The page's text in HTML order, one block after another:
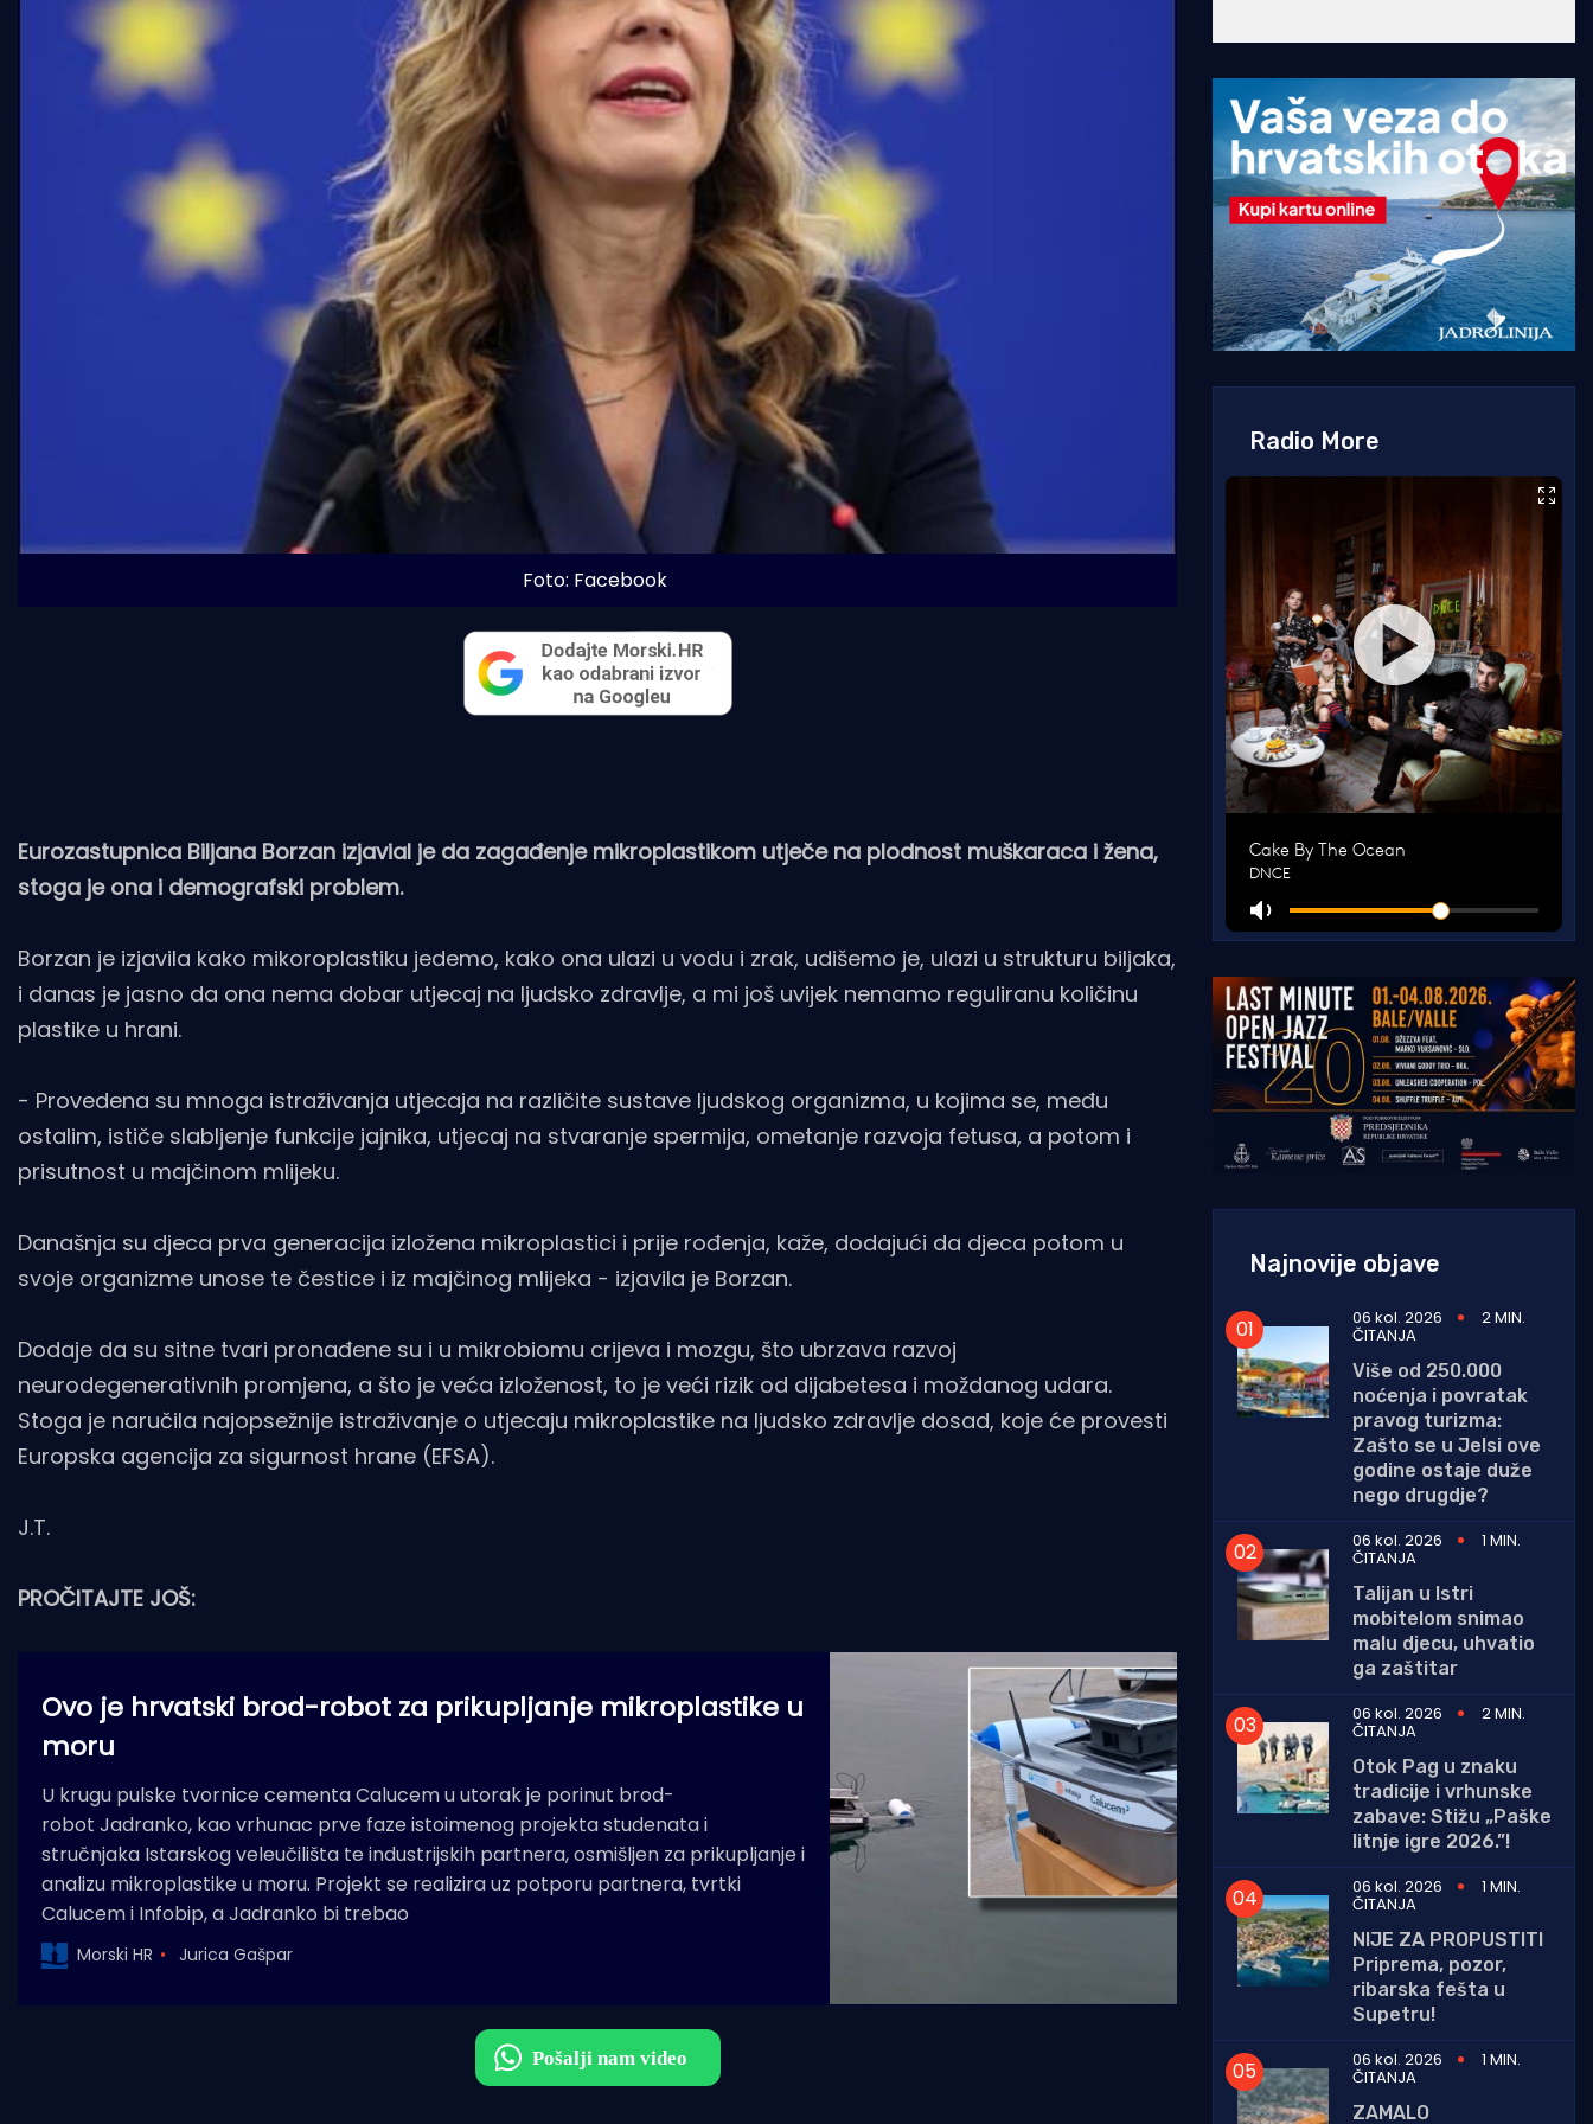
Foto: Facebook
Eurozastupnica Biljana Borzan izjavial je da zagađenje mikroplastikom utječe na plodnost muškaraca i žena,
stoga je ona i demografski problem.
Borzan je izjavila kako mikoroplastiku jedemo, kako ona ulazi u vodu i zrak, udišemo je, ulazi u strukturu biljaka,
i danas je jasno da ona nema dobar utjecaj na ljudsko zdravlje, a mi još uvijek nemamo reguliranu količinu
plastike u hrani.
- Provedena su mnoga istraživanja utjecaja na različite sustave ljudskog organizma, u kojima se, među
ostalim, ističe slabljenje funkcije jajnika, utjecaj na stvaranje spermija, ometanje razvoja fetusa, a potom i
prisutnost u majčinom mlijeku.
Današnja su djeca prva generacija izložena mikroplastici i prije rođenja, kaže, dodajući da djeca potom u
svoje organizme unose te čestice i iz majčinog mlijeka - izjavila je Borzan.
Dodaje da su sitne tvari pronađene su i u mikrobiomu crijeva i mozgu, što ubrzava razvoj
neurodegenerativnih promjena, a što je veća izloženost, to je veći rizik od dijabetesa i moždanog udara.
Stoga je naručila najopsežnije istraživanje o utjecaju mikroplastike na ljudsko zdravlje dosad, koje će provesti
Europska agencija za sigurnost hrane (EFSA).
J.T.
PROČITAJTE JOŠ:
Ovo je hrvatski brod-robot za prikupljanje mikroplastike u
moru
U krugu pulske tvornice cementa Calucem u utorak je porinut brod-
robot Jadranko, kao vrhunac prve faze istoimenog projekta studenata i
stručnjaka Istarskog veleučilišta te industrijskih partnera, osmišljen za prikupljanje i
analizu mikroplastike u moru. Projekt se realizira uz potporu partnera, tvrtki
Calucem i Infobip, a Jadranko bi trebao
Morski HR Jurica Gašpar
Radio More
Najnovije objave
06 kol. 2026 2 MIN.
ČITANJA
Više od 250.000
noćenja i povratak
pravog turizma:
Zašto se u Jelsi ove
godine ostaje duže
nego drugdje?
06 kol. 2026
1 MIN.
ČITANJA
Talijan u Istri
mobitelom snimao
malu djecu, uhvatio
ga zaštitar
06 kol. 2026
2 MIN.
ČITANJA
Otok Pag u znaku
tradicije i vrhunske
zabave: Stižu „Paške
litnje igre 2026.”!
06 kol. 2026
1 MIN.
ČITANJA
NIJE ZA PROPUSTITI
Priprema, pozor,
ribarska fešta u
Supetru!
06 kol. 2026
1 MIN.
ČITANJA
ZAMALO